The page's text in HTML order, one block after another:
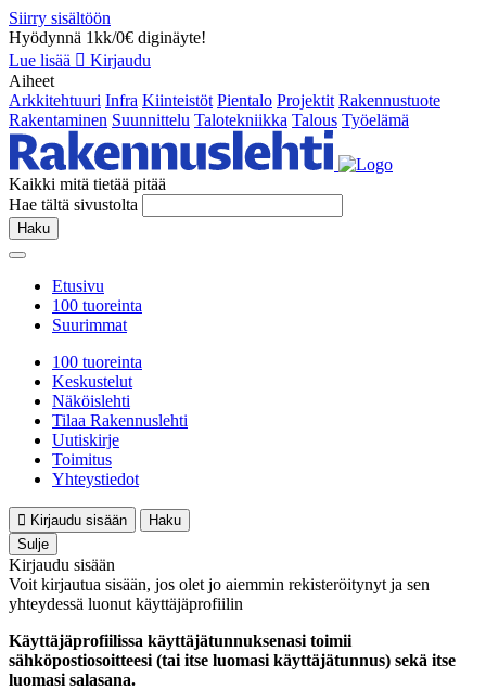
Siirry sisältöön
Hyödynnä 1kk/0€ diginäyte!
Lue lisää
Kirjaudu
Aiheet
Arkkitehtuuri Infra Kiinteistöt Pientalo Projektit Rakennustuote
Rakentaminen Suunnittelu Talotekniikka Talous Työelämä
Kaikki mitä tietää pitää
Hae tältä sivustolta
Haku
Etusivu
100 tuoreinta
Suurimmat
100 tuoreinta
Keskustelut
Näköislehti
Tilaa Rakennuslehti
Uutiskirje
Toimitus
Yhteystiedot
Kirjaudu sisään
Haku
Sulje
Kirjaudu sisään
Voit kirjautua sisään, jos olet jo aiemmin rekisteröitynyt ja sen
yhteydessä luonut käyttäjäprofiilin
Käyttäjäprofiilissa käyttäjätunnuksenasi toimii
sähköpostiosoitteesi (tai itse luomasi käyttäjätunnus) sekä itse
luomasi salasana.